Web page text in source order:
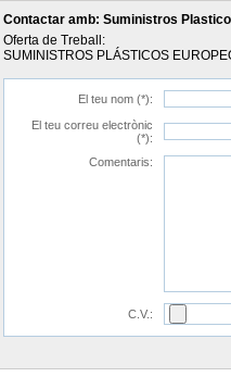
Contactar amb: Suministros
Oferta de Treball:
SUMINISTROS PLÁSTICOS
El teu nom (*):
El teu correu electrònic
(*):
Comentaris:
C.V.: